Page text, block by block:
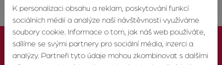
K personalizaci obsahu a reklam, poskytování funkcí
sociálních médií a analýze naší návštěvnosti využíváme
soubory cookie. Informace o tom, jak náš web používáte,
sdílíme se svými partnery pro sociální média, inzerci a
analýzy. Partneři tyto údaje mohou zkombinovat s dalšími